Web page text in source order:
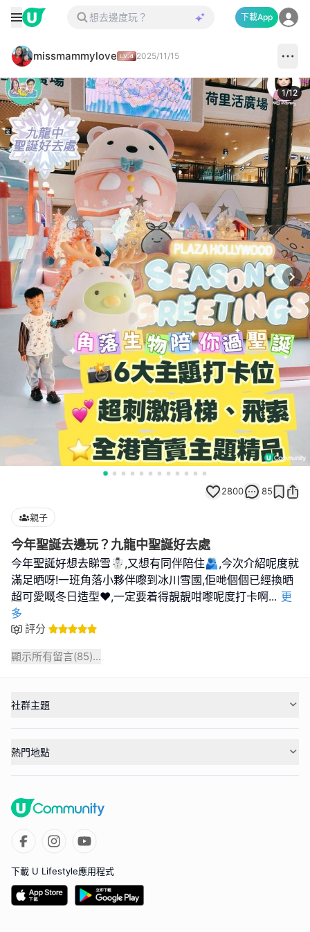
下載App
missmammylove 2025/11/15
1/12
2800 85
親子
今年聖誕去邊玩？九龍中聖誕好去處
今年聖誕好想去睇雪☃️,又想有同伴陪住🫂,今次介紹呢度就
滿足晒呀!一班角落小夥伴嚟到冰川雪國,佢哋個個已經換晒
超可愛嘅冬日造型❤️,一定要着得靚靚咁嚟呢度打卡啊... 更
多
評分
顯示所有留言(85)...
社群主題
熱門地點
下載 U Lifestyle應用程式